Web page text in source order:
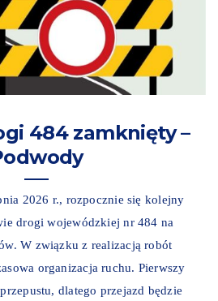
484 zamknięty –
2026 r., rozpocznie się kolejny
drogi wojewódzkiej nr 484 na
W związku z realizacją robót
organizacja ruchu. Pierwszy
dlatego przejazd będzie